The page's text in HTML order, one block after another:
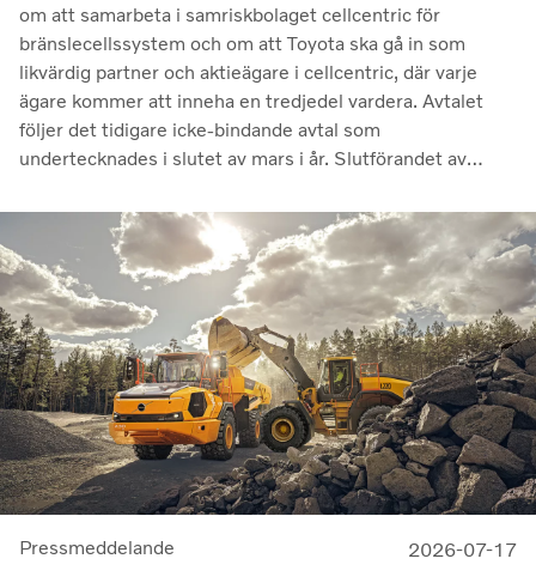
om att samarbeta i samriskbolaget cellcentric för
bränslecellssystem och om att Toyota ska gå in som
likvärdig partner och aktieägare i cellcentric, där varje
ägare kommer att inneha en tredjedel vardera. Avtalet
följer det tidigare icke-bindande avtal som
undertecknades i slutet av mars i år. Slutförandet av
godkännanden erhålls. Genom samarbetet avser parterna
att stärka cellcentrics position som en ledande utvecklare
och producent av bränslecellssystem för tunga
kommersiella tillämpningar.
Pressmeddelande 2026-07-17